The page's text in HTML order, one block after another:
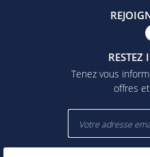
RESTEZ
Tenez vous
offres